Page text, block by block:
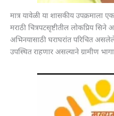
मात्र यावेळी या शासकीय
मराठी चित्रपटसृष्टीतील लोकप्रिय
अभिनयासाठी घराघरांत परिचित
उपस्थित राहणार असल्याने ग्रामीण